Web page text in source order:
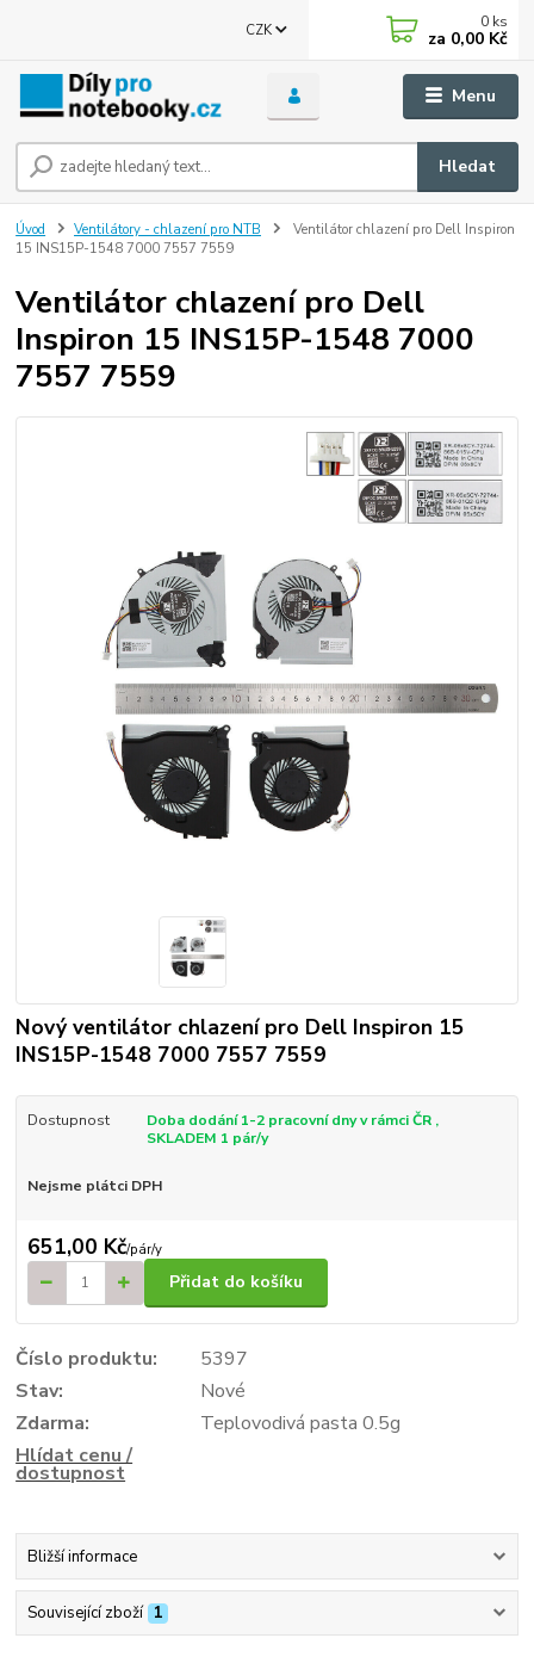
Menu
CZK
Hledat
0 ks
za 0,00 Kč
Úvod Ventilátory - chlazení pro NTB
Ventilátor chlazení pro Dell Inspiron
15 INS15P-1548 7000 7557 7559
Ventilátor chlazení pro Dell
Inspiron 15 INS15P-1548 7000
7557 7559
Nový ventilátor chlazení pro Dell Inspiron 15
INS15P-1548 7000 7557 7559
Dostupnost
Doba dodání 1-2 pracovní dny v rámci ČR ,
SKLADEM 1 pár/y
Nejsme plátci DPH
651,00 Kč/pár/y
Přidat do košíku
Číslo produktu:
5397
Stav:
Nové
Zdarma:
Teplovodivá pasta 0.5g
Hlídat cenu /
dostupnost
Bližší informace
Související zboží 1